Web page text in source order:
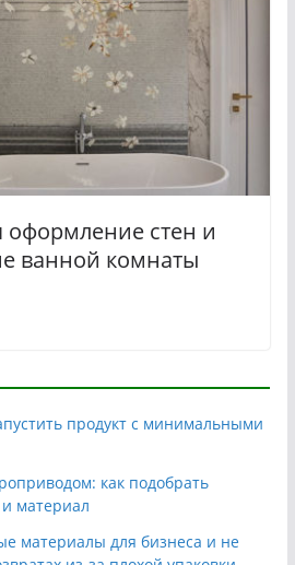
оформление стен и
ванной комнаты
продукт с минимальными
как подобрать
материал
материалы для бизнеса и не